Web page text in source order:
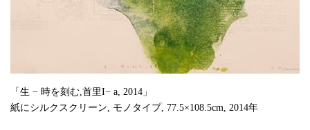
「生 − 時を刻む,首里I− a, 2014」
紙にシルクスクリーン, モノタイプ, 77.5×108.5cm, 2014年